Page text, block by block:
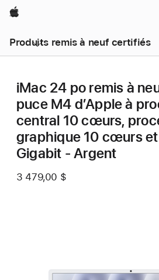
Apple
Produits remis à neuf certifiés
iMac 24 po remis à
puce M4 d’Apple à
central 10 cœurs,
graphique 10 cœurs
Gigabit - Argent
3 479,00 $